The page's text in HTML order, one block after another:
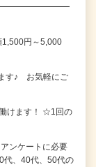
1,500円～5,000
す♪ お気軽にご
けます！ ☆1回の
ンケートに必要
、40代、50代の